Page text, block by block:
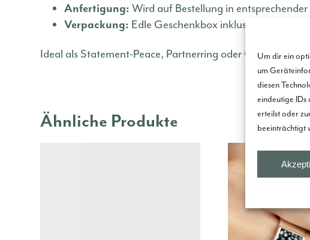
Um dir ein
um
diesen
eindeutige IDs
erteilst oder
beeinträchtigt
Anfertigung: Wird auf Bestellung in
Verpackung: Edle Geschenkbox inklusive
Ideal als Statement-Peace, Partnerring oder Geschenk –
Ähnliche Produkte